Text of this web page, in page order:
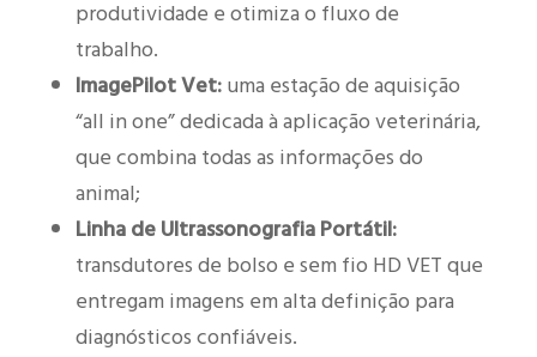
produtividade e otimiza o fluxo de
trabalho.
ImagePilot Vet:uma estação de aquisição
“all in one” dedicada à aplicação veterinária,
que combina todas as informações do
animal;
Linha de Ultrassonografia Portátil:
transdutores de bolso e sem fio HD VET que
entregam imagens em alta definição para
diagnósticos confiáveis.